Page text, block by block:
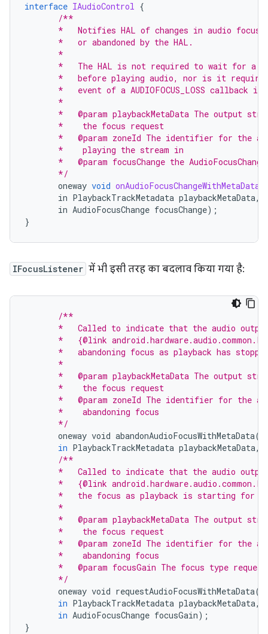
interface IAudioControl {
/**
*   Notifies HAL of changes in audio focus
       *   or abandoned by the HAL.
       *
*   The HAL is not required to wait for a
*   before playing audio, nor is it
*   event of a AUDIOFOCUS_LOSS callback is
       *
*   @param playbackMetaData The output
       *    the focus request
*   @param zoneId The identifier for the
       *    playing the stream in
*   @param focusChange the
       */
oneway void onAudioFocusChangeWithMetaData
in PlaybackTrackMetadata playbackMetaData,
in AudioFocusChange focusChange);
}
IFocusListener में भी इसी तरह का बदलाव किया गया है:
/**
*   Called to indicate that the audio
*   {@link
*   abandoning focus as playback has
       *
*   @param playbackMetaData The output
       *    the focus request
*   @param zoneId The identifier for the
       *    abandoning focus
       */
oneway void abandonAudioFocusWithMetaData(
in PlaybackTrackMetadata playbackMetaData,
/**
*   Called to indicate that the audio
*   {@link
*   the focus as playback is starting for
       *
*   @param playbackMetaData The output
       *    the focus request
*   @param zoneId The identifier for the
       *    abandoning focus
*   @param focusGain The focus type
       */
oneway void requestAudioFocusWithMetaData(
in PlaybackTrackMetadata playbackMetaData,
in AudioFocusChange focusGain);
}